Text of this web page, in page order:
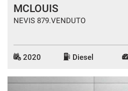
MCLOUIS
NEVIS 879.VENDUTO
2020 Diesel